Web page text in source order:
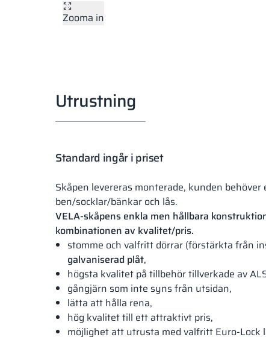
Zooma in
Utrustning
Standard ingår i priset
Skåpen levereras monterade, kunden behöver
ben/socklar/bänkar och lås.
VELA-skåpens enkla men hållbara
kombinationen av kvalitet/pris.
stomme och valfritt dörrar (förstärkta från
galvaniserad plåt,
högsta kvalitet på tillbehör tillverkade av
gångjärn som inte syns från utsidan,
lätta att hålla rena,
hög kvalitet till ett attraktivt pris,
möjlighet att utrusta med valfritt Euro-Lock